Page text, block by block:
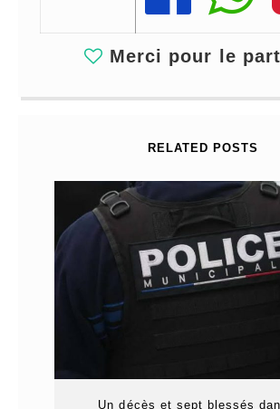
Merci pour le
RELATED POSTS
Un décès et sept blessés